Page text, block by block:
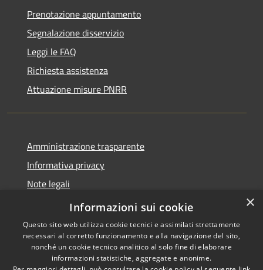
Prenotazione appuntamento
Segnalazione disservizio
Leggi le FAQ
Richiesta assistenza
Attuazione misure PNRR
Amministrazione trasparente
Informativa privacy
Note legali
Dichiarazione di accessibilità
Copyright © 2026 • Comune di
×
Informazioni sui cookie
Questo sito web utilizza cookie tecnici e assimilati strettamente
necessari al corretto funzionamento e alla navigazione del sito,
nonché un cookie tecnico analitico al solo fine di elaborare
informazioni statistiche, aggregate e anonime.